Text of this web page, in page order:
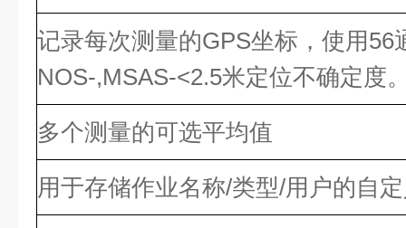
记录每次测量的GPS坐标，使用56
NOS-,MSAS-<2.5米定位不确定度
多个测量的可选平均值
用于存储作业名称/类型/用户的自